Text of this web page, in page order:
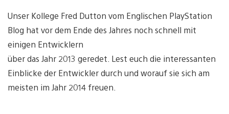
Unser Kollege Fred Dutton vom Englischen PlayStation
Blog hat vor dem Ende des Jahres noch schnell mit
einigen Entwicklern
über das Jahr 2013 geredet. Lest euch die interessanten
Einblicke der Entwickler durch und worauf sie sich am
meisten im Jahr 2014 freuen.